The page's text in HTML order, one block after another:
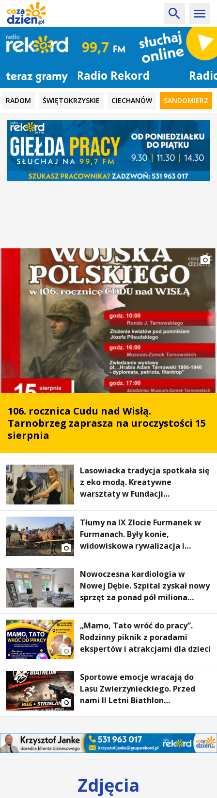
Radio Rekord
RADOM ŚWIĘTOKRZYSKIE CIECHANÓW SANDOMIERZ
106. rocznica Cudu nad Wisłą.
Tarnobrzeg zaprasza na uroczystości 15
sierpnia
Lasowiacka tradycja spotkała się
z eko modą. Kreatywne
warsztaty w Fundacji
Tłumy na IX Zlocie Furmanek w
Furmanach. Były konie,
widowiskowa rywalizacja i
Nowoczesna kardiologia w
Nowej Dębie. Szpital zyskał nowy
sprzęt za ponad pół miliona
„Mamo, Tato wróć do pracy”.
Rodzinny piknik z poradami
ekspertów i atrakcjami dla dzieci
Sportowe emocje wracają do
Lasu Zwierzynieckiego. Przed
nami II Letni Biathlon
Zdjęcia